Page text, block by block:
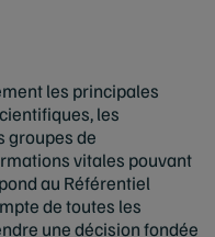
les principales
les
groupes de
vitales pouvant
au Référentiel
de toutes les
une décision fondée